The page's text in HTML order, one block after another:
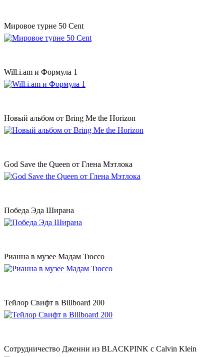
Мировое турне 50 Сent
Will.i.am и Формула 1
Новый альбом от Bring Me the Horizon
God Save the Queen от Глена Мэтлока
Победа Эда Ширана
Рианна в музее Мадам Тюссо
Тейлор Свифт в Billboard 200
Сотрудничество Дженни из BLACKPINK с Сalvin Klein